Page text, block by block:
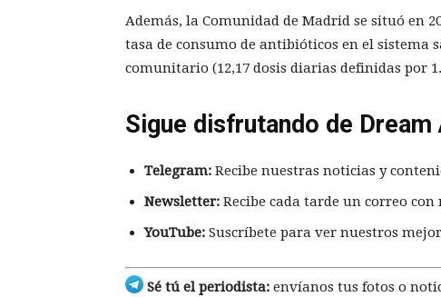
Además, la Comunidad de Madrid se situó en
tasa de consumo de antibióticos en el
comunitario (12,17 dosis diarias definidas por
Sigue disfrutando de Dream
Telegram: Recibe nuestras noticias y
Newsletter: Recibe cada tarde un correo
YouTube: Suscríbete para ver nuestros
Sé tú el periodista: envíanos tus fotos o